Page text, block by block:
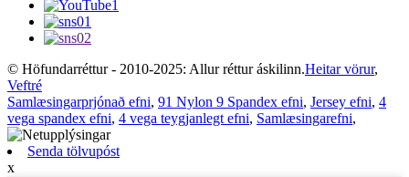
© Höfundarréttur - 2010-2025: Allur réttur áskilinn.Heitar vörur,
Veftré
Samlæsingarprjónað efni, 91 Nylon 9 Spandex efni, Jersey efni, 4
vega spandex efni, 4 vega teygjanlegt efni, Samlæsingarefni,
Senda tölvupóst
x